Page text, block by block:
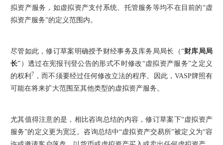
拟资产服务，如虚拟资产支付系统、托管服务等均不在目前的“虚
拟资产服务”的定义范围内。
尽管如此，修订草案明确授予财经事务及库务局局长（“财库局局
长”）透过在宪报刊登公告的形式不时修改“虚拟资产服务”之定义
的权利 7 ，而不须要经过任何修改立法的程序。因此，VASP牌照有
可能在将来扩大范围至其他类型的虚拟资产服务。
尤其值得注意的是，相比咨询总结的内容，修订草案下“虚拟资产
服务”的定义更为宽泛。咨询总结中“虚拟资产交易所”被定义为“容